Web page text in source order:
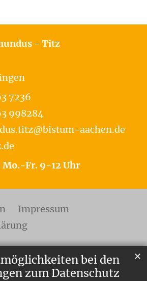
bei den
zum Datenschutz
✕
- Titz
7236
998284
aachen.de
Fr. 9-12 Uhr
Impressum